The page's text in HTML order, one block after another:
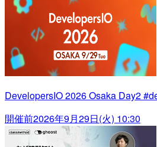
DevelopersIO 2026 Osaka Day2
開催前2026年9月29日(火) 10:30